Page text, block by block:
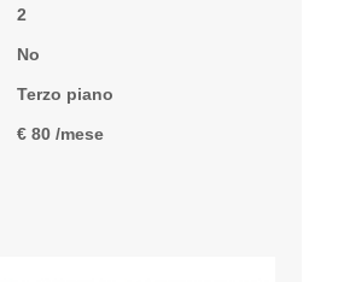
2
No
Terzo piano
€ 80 /mese